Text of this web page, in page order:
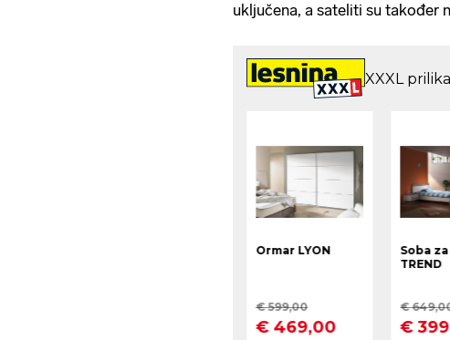
uključena, a sateliti su također